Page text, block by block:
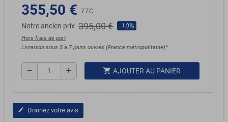
355,50 € TTC
Notre ancien prix 395,00 € -10%
Hors frais de port
Livraison sous 5 à 7 jours ouvrés (France métropolitaine)*
remove add shopping_cart AJOUTER AU PANIER
edit Donnez votre avis